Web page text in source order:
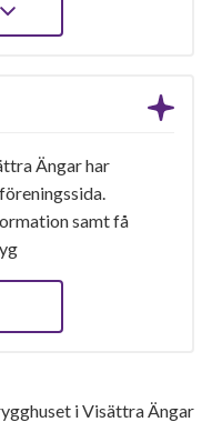
Ängar har
samt få
i Visättra Ängar